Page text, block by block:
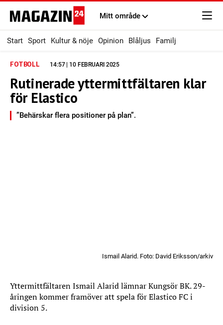
Mitt område
Start Sport Kultur & nöje Opinion Blåljus Familj
FOTBOLL 14:57 | 10 FEBRUARI 2025
Rutinerade yttermittfältaren klar
för Elastico
”Behärskar flera positioner på plan”.
Ismail Alarid. Foto: David Eriksson/arkiv
Yttermittfältaren Ismail Alarid lämnar Kungsör BK. 29-
åringen kommer framöver att spela för Elastico FC i
division 5.